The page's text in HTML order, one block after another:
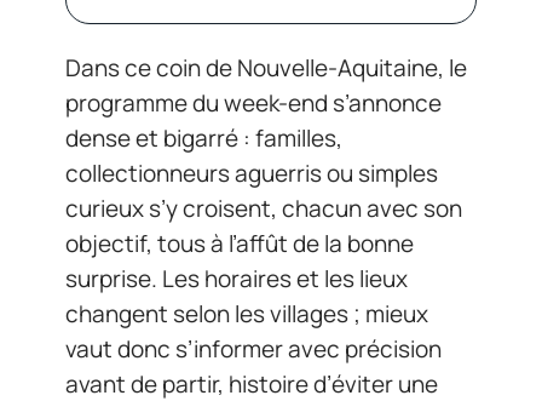
Dans ce coin de Nouvelle-Aquitaine, le
programme du week-end s’annonce
dense et bigarré : familles,
collectionneurs aguerris ou simples
curieux s’y croisent, chacun avec son
objectif, tous à l’affût de la bonne
surprise. Les horaires et les lieux
changent selon les villages ; mieux
vaut donc s’informer avec précision
avant de partir, histoire d’éviter une